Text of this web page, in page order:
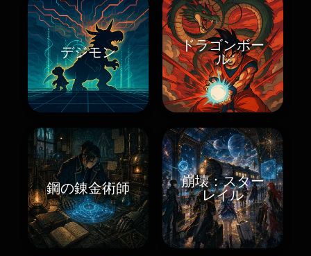
デジモン
ドラゴンボー
ル
鋼の錬金術師
崩壊：スター
レイル